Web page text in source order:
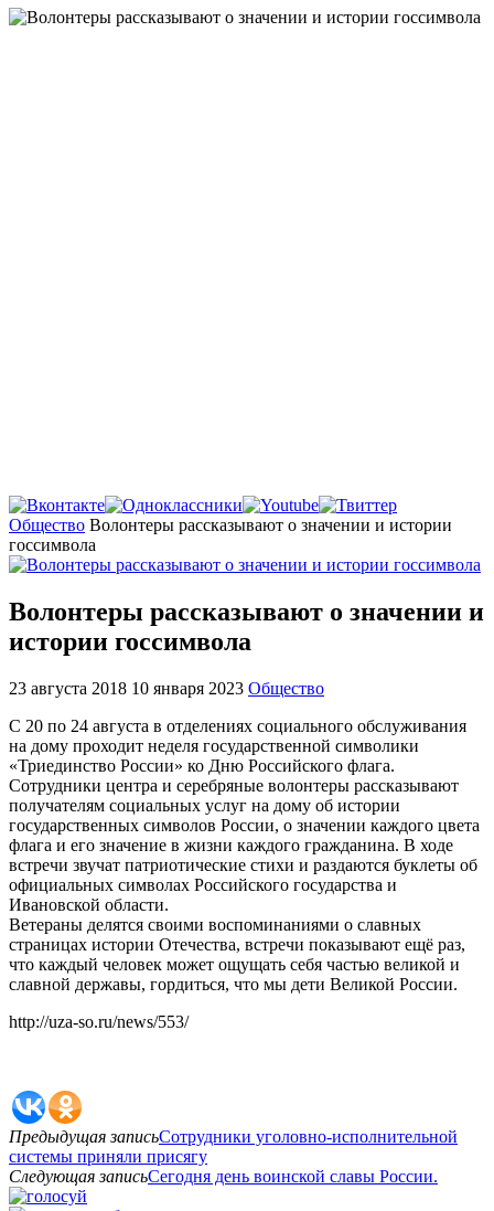
Главная
Общество Волонтеры рассказывают о значении и истории
госсимвола
Волонтеры рассказывают о значении и
истории госсимвола
23 августа 2018 10 января 2023 Общество
С 20 по 24 августа в отделениях социального обслуживания
на дому проходит неделя государственной символики
«Триединство России» ко Дню Российского флага.
Сотрудники центра и серебряные волонтеры рассказывают
получателям социальных услуг на дому об истории
государственных символов России, о значении каждого цвета
флага и его значение в жизни каждого гражданина. В ходе
встречи звучат патриотические стихи и раздаются буклеты об
официальных символах Российского государства и
Ивановской области.
Ветераны делятся своими воспоминаниями о славных
страницах истории Отечества, встречи показывают ещё раз,
что каждый человек может ощущать себя частью великой и
славной державы, гордиться, что мы дети Великой России.
http://uza-so.ru/news/553/
Предыдущая записьСотрудники уголовно-исполнительной
системы приняли присягу
Следующая записьСегодня день воинской славы России.